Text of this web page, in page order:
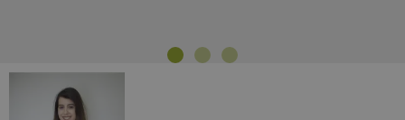
Previous
Next